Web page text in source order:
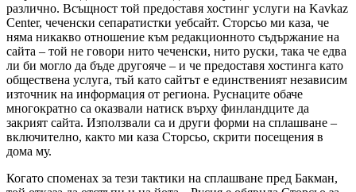
различно. Всъщност той предоставя хостинг услуги на Kavkaz
Center, чеченски сепаратистки уебсайт. Сторсьо ми каза, че
няма никакво отношение към редакционното съдържание на
сайта – той не говори нито чеченски, нито руски, така че едва
ли би могло да бъде другояче – и че предоставя хостинга като
обществена услуга, тъй като сайтът е единственият независим
източник на информация от региона. Руснаците обаче
многократно са оказвали натиск върху финландците да
закрият сайта. Използвали са и други форми на сплашване –
включително, както ми каза Сторсьо, скрити посещения в
дома му.
Когато споменах за тези тактики на сплашване пред Бакман,